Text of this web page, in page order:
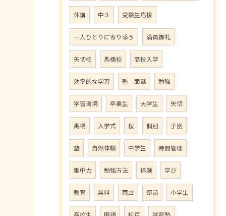
休講 中３ 受験生応援
一人ひとりに寄り添う 満員御礼
矢切校 馬橋校 高校入学
効率的な学習 塾 面談 勉強
学習環境 卒業生 大学生 矢切
馬橋 入学式 桜 個別 子別
塾 自然体験 中学生 時間管理
集中力 勉強方法 体験 学び
教育 無料 両立 部活 小学生